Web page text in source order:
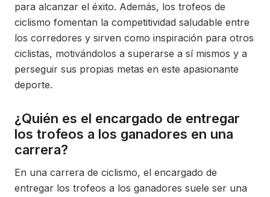
para alcanzar el éxito. Además, los trofeos de
ciclismo fomentan la competitividad saludable entre
los corredores y sirven como inspiración para otros
ciclistas, motivándolos a superarse a sí mismos y a
perseguir sus propias metas en este apasionante
deporte.
¿Quién es el encargado de entregar
los trofeos a los ganadores en una
carrera?
En una carrera de ciclismo, el encargado de
entregar los trofeos a los ganadores suele ser una